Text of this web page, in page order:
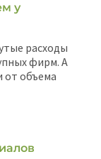
у
расходы
фирм. А
от объема